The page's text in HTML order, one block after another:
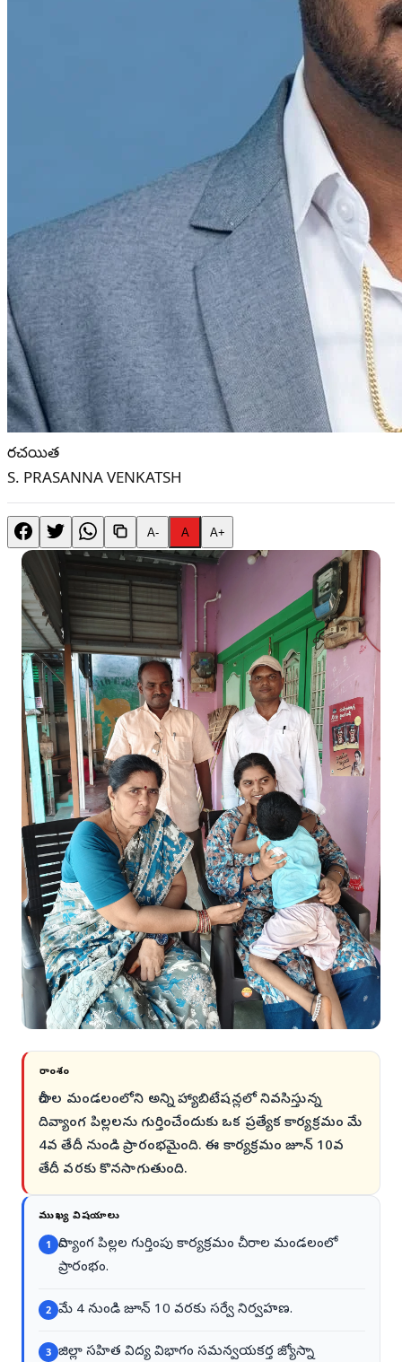
రచయిత
S. PRASANNA VENKATSH
A- A A+
సారాంశం
చీరాల మండలంలోని అన్ని హ్యాబిటేషన్లలో నివసిస్తున్న
దివ్యాంగ పిల్లలను గుర్తించేందుకు ఒక ప్రత్యేక కార్యక్రమం మే
4వ తేదీ నుండి ప్రారంభమైంది. ఈ కార్యక్రమం జూన్ 10వ
తేదీ వరకు కొనసాగుతుంది.
ముఖ్య విషయాలు
1 దివ్యాంగ పిల్లల గుర్తింపు కార్యక్రమం చీరాల మండలంలో
ప్రారంభం.
2 మే 4 నుండి జూన్ 10 వరకు సర్వే నిర్వహణ.
3 జిల్లా సహిత విద్య విభాగం సమన్వయకర్త జ్యోస్నా